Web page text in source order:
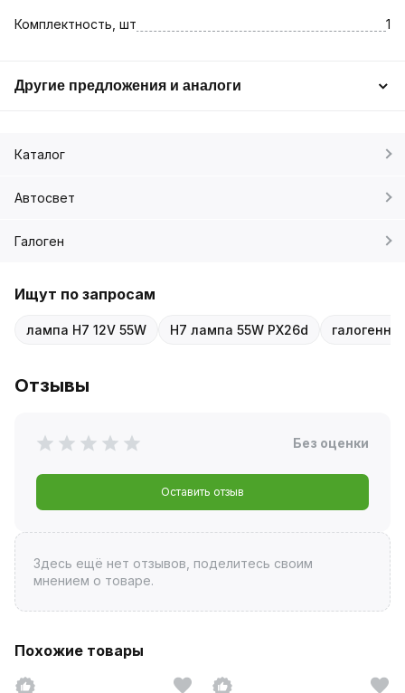
Комплектность, шт 1
Другие предложения и аналоги
Каталог
Автосвет
Галоген
Ищут по запросам
лампа H7 12V 55W H7 лампа 55W PX26d
Отзывы
Без оценки
Оставить отзыв
Здесь ещё нет отзывов, поделитесь своим
мнением о товаре.
Похожие товары